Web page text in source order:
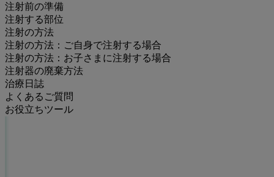
注射前の準備
注射する部位
注射の方法
注射の方法：ご自身で注射する場合
注射の方法：お子さまに注射する場合
注射器の廃棄方法
治療日誌
よくあるご質問
お役立ちツール